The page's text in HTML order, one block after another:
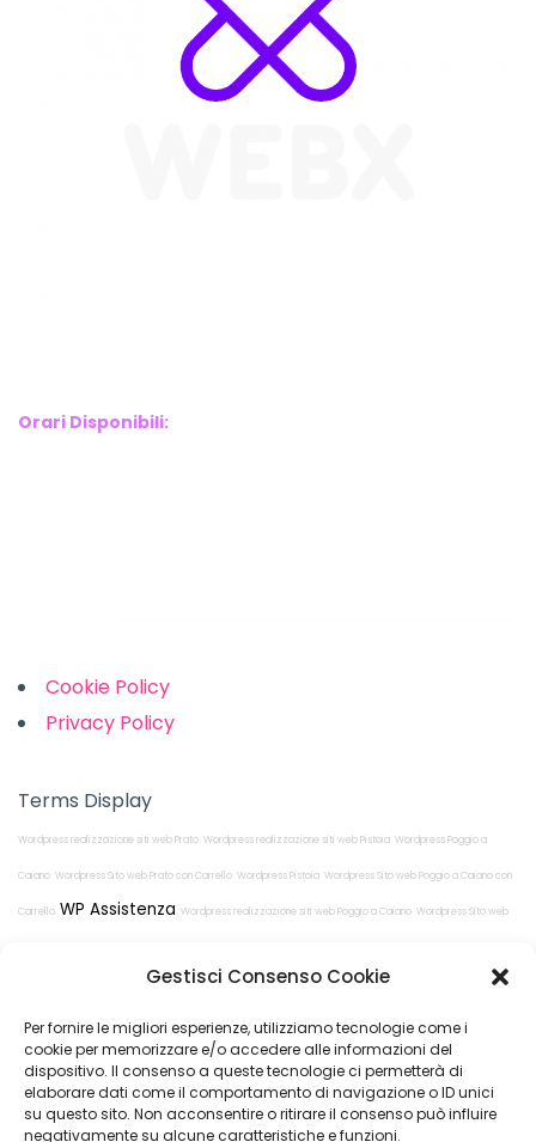
Gestisci Consenso Cookie
Per fornire le migliori esperienze, utilizziamo tecnologie come i
cookie per memorizzare e/o accedere alle informazioni del
dispositivo. Il consenso a queste tecnologie ci permetterà di
elaborare dati come il comportamento di navigazione o ID unici
su questo sito. Non acconsentire o ritirare il consenso può influire
negativamente su alcune caratteristiche e funzioni.
Orari Disponibili:
Cookie Policy
Privacy Policy
Terms Display
Wordpress realizzazione siti web Prato Wordpress realizzazione siti web Pistoia Wordpress Poggio a
Caiano Wordpress Sito web Prato con Carrello Wordpress Pistoia Wordpress Sito web Poggio a Caiano con
Carrello WP Assistenza Wordpress realizzazione siti web Poggio a Caiano Wordpress Sito web
Restiamo in